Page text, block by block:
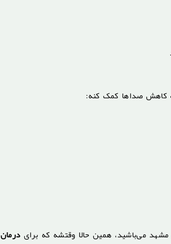
کاهش صداها کمک کنه:
می‌باشید، همین حالا وقتشه که برای